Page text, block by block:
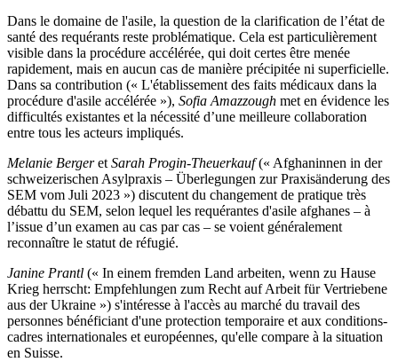
Dans le domaine de l'asile, la question de la clarification de l’état de
santé des requérants reste problématique. Cela est particulièrement
visible dans la procédure accélérée, qui doit certes être menée
rapidement, mais en aucun cas de manière précipitée ni superficielle.
Dans sa contribution (« L'établissement des faits médicaux dans la
procédure d'asile accélérée »), Sofia Amazzough met en évidence les
difficultés existantes et la nécessité d’une meilleure collaboration
entre tous les acteurs impliqués.
Melanie Bergeret Sarah Progin-Theuerkauf(« Afghaninnen in der
schweizerischen Asylpraxis – Überlegungen zur Praxisänderung des
SEM vom Juli 2023 ») discutent du changement de pratique très
débattu du SEM, selon lequel les requérantes d'asile afghanes – à
l’issue d’un examen au cas par cas – se voient généralement
reconnaître le statut de réfugié.
Janine Prantl (« In einem fremden Land arbeiten, wenn zu Hause
Krieg herrscht: Empfehlungen zum Recht auf Arbeit für Vertriebene
aus der Ukraine ») s'intéresse à l'accès au marché du travail des
personnes bénéficiant d'une protection temporaire et aux conditions-
cadres internationales et européennes, qu'elle compare à la situation
en Suisse.